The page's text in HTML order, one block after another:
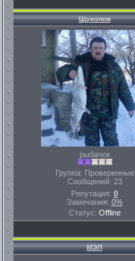
Щуколов
рыбачок
Группа: Проверенные
Сообщений: 23
Репутация: 0
Замечания: 0%
Статус: Offline
МЭЛ